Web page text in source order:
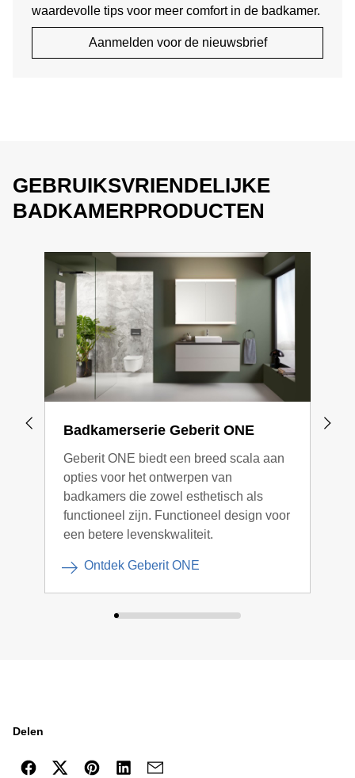
waardevolle tips voor meer comfort in de badkamer.
Aanmelden voor de nieuwsbrief
GEBRUIKSVRIENDELIJKE
BADKAMERPRODUCTEN
Badkamerserie Geberit ONE
Geberit ONE biedt een breed scala aan
opties voor het ontwerpen van
badkamers die zowel esthetisch als
functioneel zijn. Functioneel design voor
een betere levenskwaliteit.
Ontdek Geberit ONE
Delen